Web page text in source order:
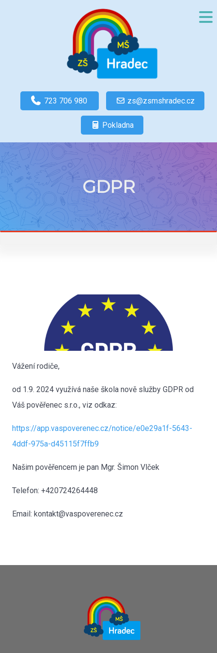
723 706 980 zs@zsmshradec.cz
Pokladna
GDPR
Vážení rodiče,
od 1.9. 2024 využívá naše škola nově služby GDPR od
Váš pověřenec s.r.o., viz odkaz:
https://app.vaspoverenec.cz/notice/e0e29a1f-5643-
4ddf-975a-d45115f7ffb9
Našim pověřencem je pan Mgr. Šimon Vlček
Telefon: +420724264448
Email: kontakt@vaspoverenec.cz